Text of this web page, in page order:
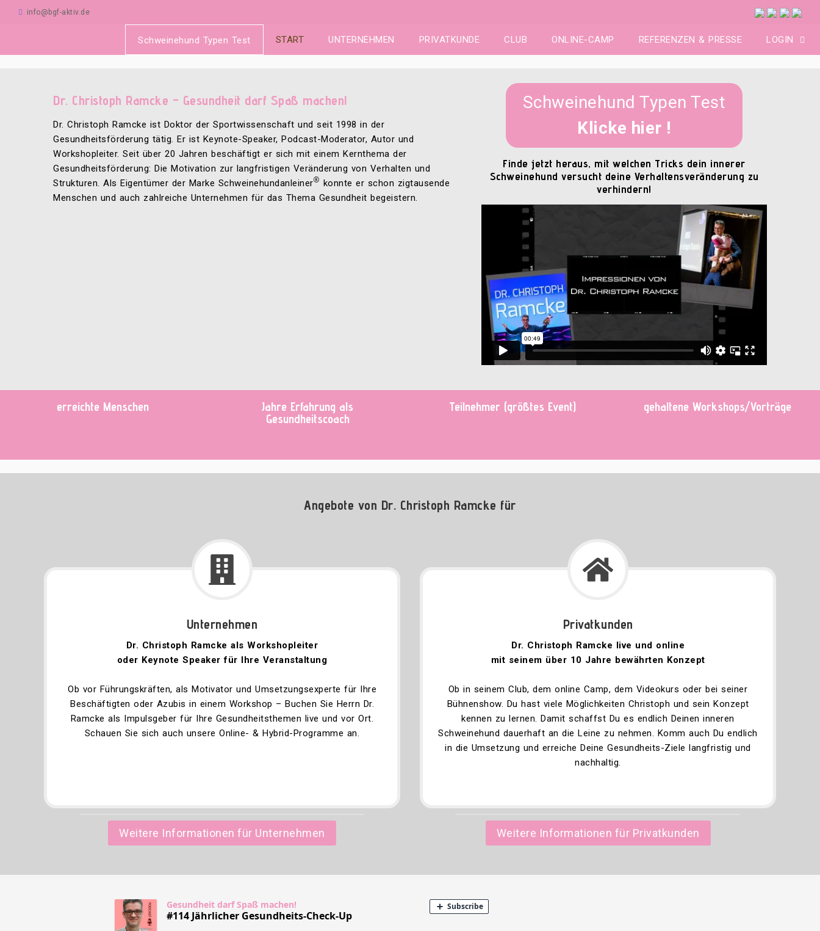
info@bgf-aktiv.de
Schweinehund Typen Test START UNTERNEHMEN PRIVATKUNDE CLUB ONLINE-CAMP REFERENZEN & PRESSE LOGIN
Dr. Christoph Ramcke – Gesundheit darf Spaß machen!
Dr. Christoph Ramcke ist Doktor der Sportwissenschaft und seit 1998 in der
Gesundheitsförderung tätig. Er ist Keynote-Speaker, Podcast-Moderator, Autor und
Workshopleiter. Seit über 20 Jahren beschäftigt er sich mit einem Kernthema der
Gesundheitsförderung: Die Motivation zur langfristigen Veränderung von Verhalten und
Strukturen. Als Eigentümer der Marke Schweinehundanleiner® konnte er schon zigtausende
Menschen und auch zahlreiche Unternehmen für das Thema Gesundheit begeistern.
Schweinehund Typen Test
Klicke hier !
Finde jetzt heraus, mit welchen Tricks dein innerer
Schweinehund versucht deine Verhaltensveränderung zu
verhindern!
erreichte Menschen
Jahre Erfahrung als
Gesundheitscoach
Teilnehmer (größtes Event) gehaltene Workshops/Vorträge
Angebote von Dr. Christoph Ramcke für
Unternehmen
Dr. Christoph Ramcke als Workshopleiter
oder Keynote Speaker für Ihre Veranstaltung
Ob vor Führungskräften, als Motivator und Umsetzungsexperte für Ihre
Beschäftigten oder Azubis in einem Workshop – Buchen Sie Herrn Dr.
Ramcke als Impulsgeber für Ihre Gesundheitsthemen live und vor Ort.
Schauen Sie sich auch unsere Online- & Hybrid-Programme an.
Weitere Informationen für Unternehmen
Privatkunden
Dr. Christoph Ramcke live und online
mit seinem über 10 Jahre bewährten Konzept
Ob in seinem Club, dem online Camp, dem Videokurs oder bei seiner
Bühnenshow. Du hast viele Möglichkeiten Christoph und sein Konzept
kennen zu lernen. Damit schaffst Du es endlich Deinen inneren
Schweinehund dauerhaft an die Leine zu nehmen. Komm auch Du endlich
in die Umsetzung und erreiche Deine Gesundheits-Ziele langfristig und
nachhaltig.
Weitere Informationen für Privatkunden